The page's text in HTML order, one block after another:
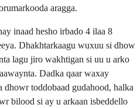
aragga.
inaad hesho irbado 4 ilaa 8
Dhakhtarkaagu wuxuu si dhow
lagu jiro wakhtigan si uu u arko
Dadka qaar waxay
dhowr toddobaad gudahood, halka
bilood si ay u arkaan isbeddello